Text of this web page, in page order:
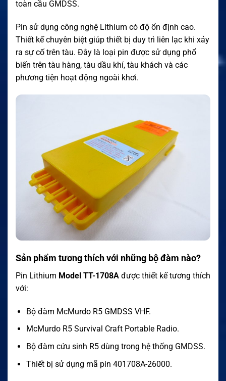
toàn cầu GMDSS.
Pin sử dụng công nghệ Lithium có độ ổn định cao.
Thiết kế chuyên biệt giúp thiết bị duy trì liên lạc khi xảy
ra sự cố trên tàu. Đây là loại pin được sử dụng phổ
biến trên tàu hàng, tàu dầu khí, tàu khách và các
phương tiện hoạt động ngoài khơi.
Sản phẩm tương thích với những bộ đàm nào?
Pin Lithium Model TT-1708A được thiết kế tương thích
với:
Bộ đàm McMurdo R5 GMDSS VHF.
McMurdo R5 Survival Craft Portable Radio.
Bộ đàm cứu sinh R5 dùng trong hệ thống GMDSS.
Thiết bị sử dụng mã pin 401708A-26000.